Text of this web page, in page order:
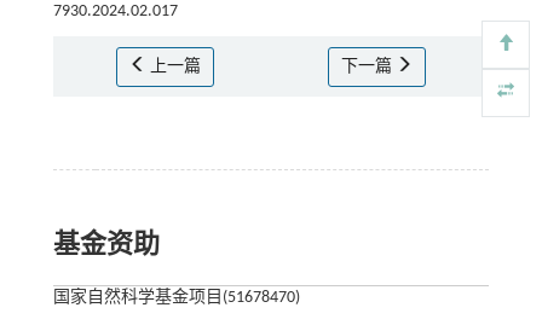
7930.2024.02.017
上一篇 下一篇
基金资助
国家自然科学基金项目(51678470)